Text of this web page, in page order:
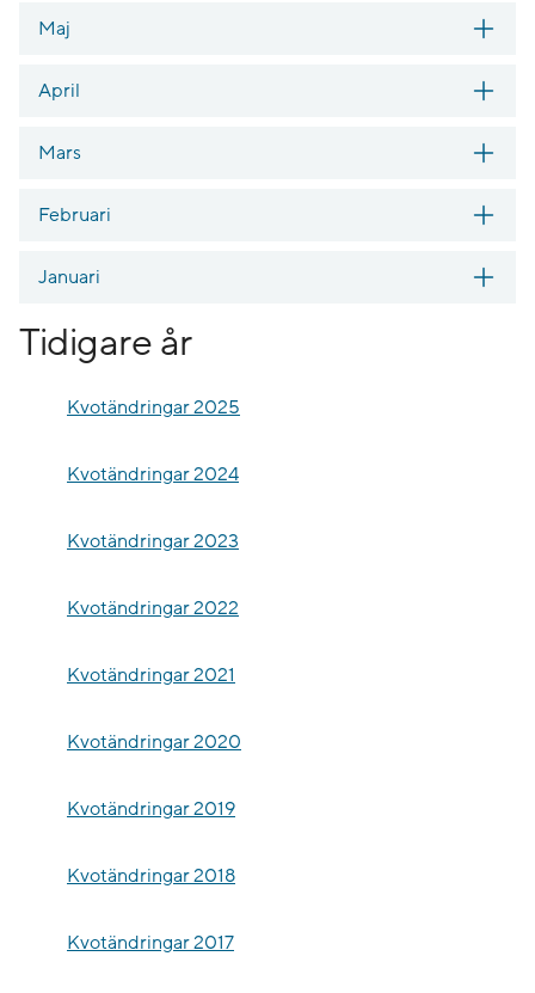
Maj
April
Mars
Februari
Januari
Tidigare år
Kvotändringar 2025
Kvotändringar 2024
Kvotändringar 2023
Kvotändringar 2022
Kvotändringar 2021
Kvotändringar 2020
Kvotändringar 2019
Kvotändringar 2018
Kvotändringar 2017